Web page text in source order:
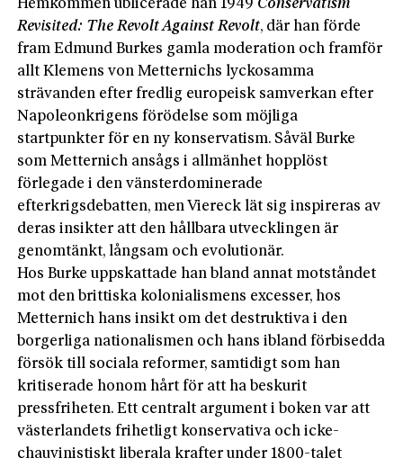
Hemkommen ublicerade han 1949 Conservatism
Revisited: The Revolt Against Revolt, där han förde
fram Edmund Burkes gamla moderation och framför
allt Klemens von Metternichs lyckosamma
strävanden efter fredlig europeisk samverkan efter
Napoleonkrigens förödelse som möjliga
startpunkter för en ny konservatism. Såväl Burke
som Metternich ansågs i allmänhet hopplöst
förlegade i den vänsterdominerade
efterkrigsdebatten, men Viereck lät sig inspireras av
deras insikter att den hållbara utvecklingen är
genomtänkt, långsam och evolutionär.
Hos Burke uppskattade han bland annat motståndet
mot den brittiska kolonialismens excesser, hos
Metternich hans insikt om det destruktiva i den
borgerliga nationalismen och hans ibland förbisedda
försök till sociala reformer, samtidigt som han
kritiserade honom hårt för att ha beskurit
pressfriheten. Ett centralt argument i boken var att
västerlandets frihetligt konservativa och icke-
chauvinistiskt liberala krafter under 1800-talet